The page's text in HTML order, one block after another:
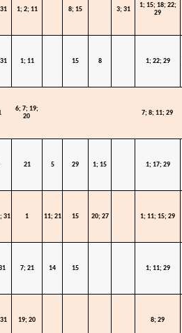
1; 2; 11 8; 15 3; 31
1; 15; 18; 22;
29
1; 11 15 8 1; 22; 29
6; 7; 19;
20
7; 8; 11; 29
21 5 29 1; 15 1; 17; 29
31 1 11; 21 15 20; 27 1; 11; 15; 29
7; 21 14 15 1; 11; 29
19; 20 8; 29